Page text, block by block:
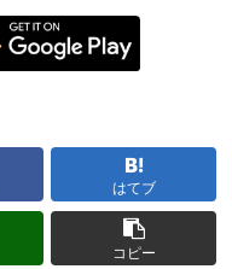
はてブ
コピー